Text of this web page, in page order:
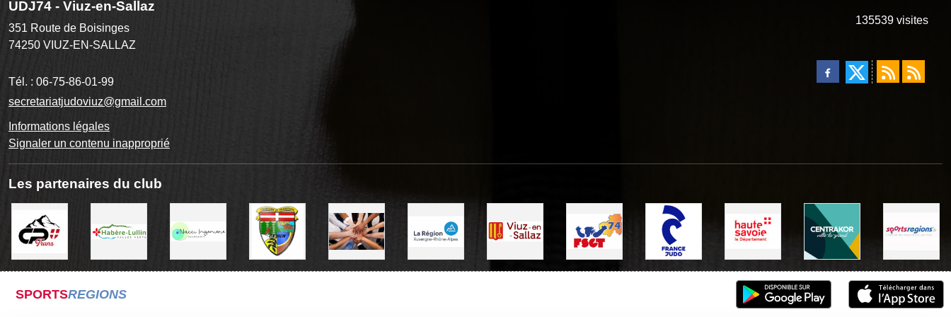
UDJ74 - Viuz-en-Sallaz
351 Route de Boisinges
74250 VIUZ-EN-SALLAZ
Tél. : 06-75-86-01-99
secretariatjudoviuz@gmail.com
Informations légales
Signaler un contenu inapproprié
135539 visites
Les partenaires du club
SPORTSREGIONS